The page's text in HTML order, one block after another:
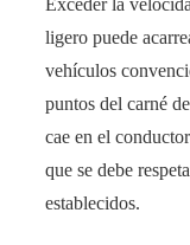
Exceder la
ligero puede
vehículos
puntos del carné
cae en el
que se debe
establecidos.